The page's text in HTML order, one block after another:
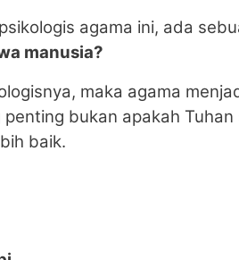
agama ini, ada
manusia?
maka agama
bukan apakah
baik.